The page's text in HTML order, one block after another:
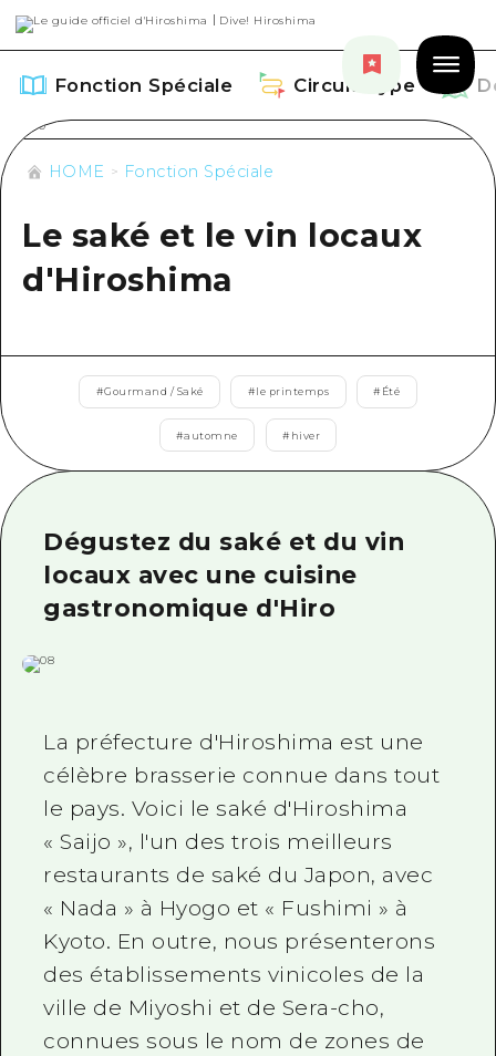
Fonction Spéciale Circuit Type
Fonction Spéciale
Recommendation
Art
Événements/ Fêtes
Cyclisme
Achats
Sports
Apprentissage / Expérience
Standard
Histoire / Culture
Guérison
Nature
Aperçu
Guide official de Dive! Hiroshima
Aki
Bingo
Est de Yamaguchi
Découvrir
Aperçu
Autour de la ville d'Hiroshima
Bingo
Bihoku
Est de Yamaguchi
Ehime
Shimane
Événement
Informations Utiles
Aperçu
Billet d'excursion de grande
Services de stockage et de
Hiroshima Omotenashi Pass
HIROSHIMA FREE Wi-Fi
TRAVELPAL International
Guide bénévole
Nouveautés
HOME Fonction Spéciale
Le saké et le vin locaux
d'Hiroshima
#Gourmand / Saké #le printemps # Été
#automne # hiver
Dégustez du saké et du vin
locaux avec une cuisine
gastronomique d'Hiro
La préfecture d'Hiroshima est une
célèbre brasserie connue dans tout
le pays. Voici le saké d'Hiroshima
« Saijo », l'un des trois meilleurs
restaurants de saké du Japon, avec
« Nada » à Hyogo et « Fushimi » à
Kyoto. En outre, nous présenterons
des établissements vinicoles de la
ville de Miyoshi et de Sera-cho,
connues sous le nom de zones de